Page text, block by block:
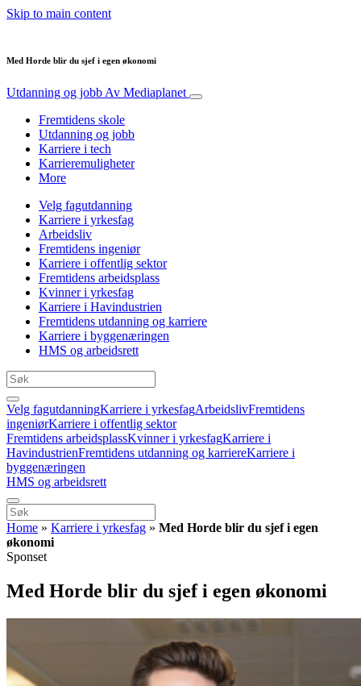
Skip to main content
Med Horde blir du sjef i egen økonomi
Utdanning og jobb Av Mediaplanet
Fremtidens skole
Utdanning og jobb
Karriere i tech
Karrieremuligheter
More
Velg fagutdanning
Karriere i yrkesfag
Arbeidsliv
Fremtidens ingeniør
Karriere i offentlig sektor
Fremtidens arbeidsplass
Kvinner i yrkesfag
Karriere i Havindustrien
Fremtidens utdanning og karriere
Karriere i byggenæringen
HMS og arbeidsrett
Velg fagutdanningKarriere i yrkesfagArbeidslivFremtidens
ingeniørKarriere i offentlig sektor
Fremtidens arbeidsplassKvinner i yrkesfagKarriere i
HavindustrienFremtidens utdanning og karriereKarriere i
byggenæringen
HMS og arbeidsrett
Home » Karriere i yrkesfag » Med Horde blir du sjef i egen
økonomi
Sponset
Med Horde blir du sjef i egen økonomi